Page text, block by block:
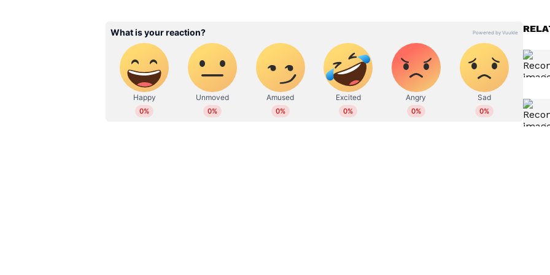
സബ് എഡിറ്റര്‍. ഇംഗ്ലീഷ് സാഹിത്യത്തിൽ ബിരുദവും ജേണലിസത്തില്‍ ബിരുദാനന്തര
ബിരുദവും നേടി. കേരള, ദേശീയ, അന്താരാഷ്ട്ര, ഗൾഫ് വാര്‍ത്തകള്‍,
എന്‍റര്‍ടെയിന്‍മെന്‍റ്, ആരോഗ്യം തുടങ്ങിയ വിഷയങ്ങളില്‍ എഴുതുന്നു. ഏഴ് വര്‍ഷത്തെ
മാധ്യമപ്രവര്‍ത്തന കാലയളവില്‍ നിരവധി ന്യൂസ് സ്‌റ്റോറികള്‍, ഫീച്ചറുകള്‍,
അഭിമുഖങ്ങള്‍, ലേഖനങ്ങള്‍ തുടങ്ങിയവ പ്രസിദ്ധീകരിച്ചു. ഡിജിറ്റല്‍ മീഡിയയിൽ
പ്രവര്‍ത്തനപരിചയം. ഇ മെയില്‍: reshma.vijayan@asianetnews.in